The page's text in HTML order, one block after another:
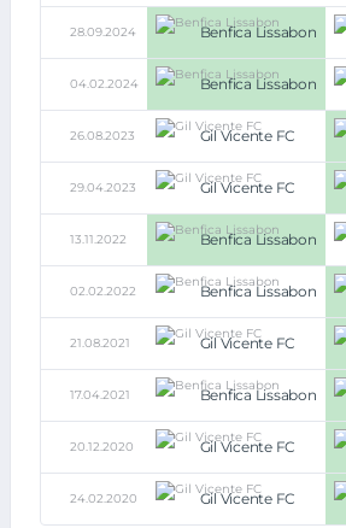
28.09.2024 Benfica Lissabon
04.02.2024 Benfica Lissabon
26.08.2023 Gil Vicente FC
29.04.2023 Gil Vicente FC
13.11.2022 Benfica Lissabon
02.02.2022 Benfica Lissabon
21.08.2021 Gil Vicente FC
17.04.2021 Benfica Lissabon
20.12.2020 Gil Vicente FC
24.02.2020 Gil Vicente FC